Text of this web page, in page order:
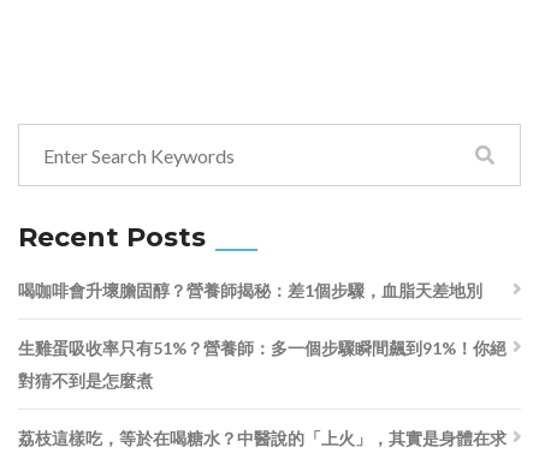
Recent Posts
喝咖啡會升壞膽固醇？營養師揭秘：差1個步驟，血脂天差地別
生雞蛋吸收率只有51%？營養師：多一個步驟瞬間飆到91%！你絕
對猜不到是怎麼煮
荔枝這樣吃，等於在喝糖水？中醫說的「上火」，其實是身體在求